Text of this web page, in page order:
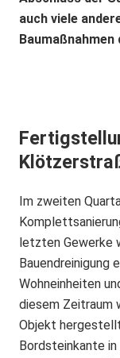
auch viele
Im zweiten
letzten Gewerke
Bauendreinigung
Wohneinheiten
diesem Zeitraum
Objekt
Bordsteinkante